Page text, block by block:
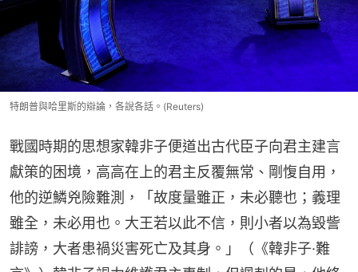
特朗普與哈里斯的辯論，各說各話。(Reuters)
戰國時期的思想家韓非子便道出古代臣子向君主建言
獻策的困境，高高在上的君主反覆無常、剛愎自用，
他的逆鱗兇險難測，「故度量雖正，未必聽也；義理
雖全，未必用也。大王若以此不信，則小者以為毀訾
誹謗，大者患禍災害死亡及其身。」（《韓非子·難